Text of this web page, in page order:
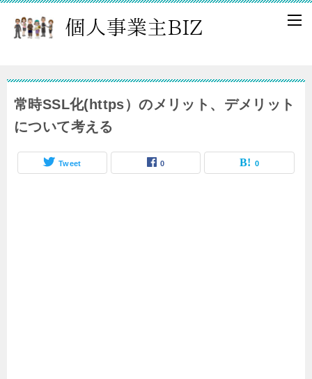
常時SSL化(https）のメリット、デメリット
について考える
Tweet 0 0